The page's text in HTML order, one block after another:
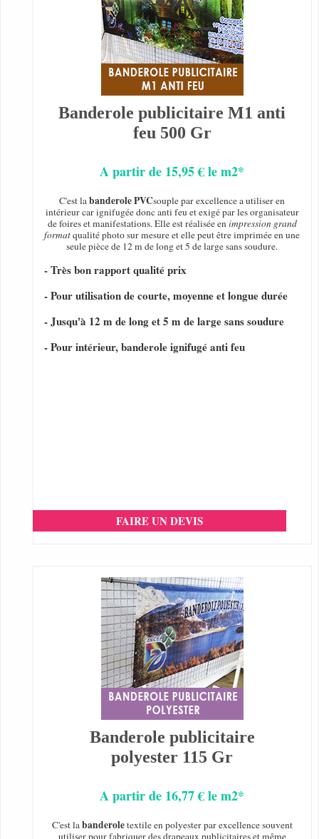
Banderole publicitaire M1 anti
feu 500 Gr
A partir de 15,95 € le m2*
C'est labanderole PVCsouple par excellence a utiliser en
intérieur car ignifugée donc anti feu et exigé par les organisateur
de foires et manifestations. Elle est réalisée enimpression grand
formatqualité photo sur mesure et elle peut être imprimée en une
seule pièce de 12 m de long et 5 de large sans soudure.
- Très bon rapport qualité prix
- Pour utilisation de courte, moyenne et longue durée
- Jusqu'à 12 m de long et 5 m de large sans soudure
- Pour intérieur, banderole ignifugé anti feu
FAIRE UN DEVIS
Banderole publicitaire
polyester 115 Gr
A partir de 16,77 € le m2*
C'est labanderoletextile en polyester par excellence souvent